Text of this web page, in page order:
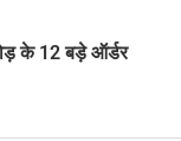
के 12 बड़े ऑर्डर